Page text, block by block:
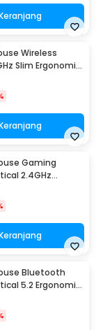
Wireless
Slim Ergonomic
- Y810
Gaming
2.4GHz
1600DPI - W4
Bluetooth
5.2 Ergonomic
- PWM-601